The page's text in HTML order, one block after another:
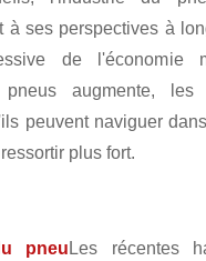
à ses perspectives à
de l'économie
augmente, les
peuvent naviguer
plus fort.
pneu Les récentes